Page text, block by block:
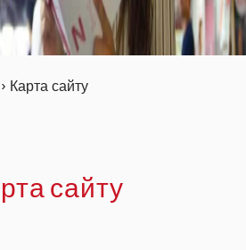
› Карта сайту
сайту